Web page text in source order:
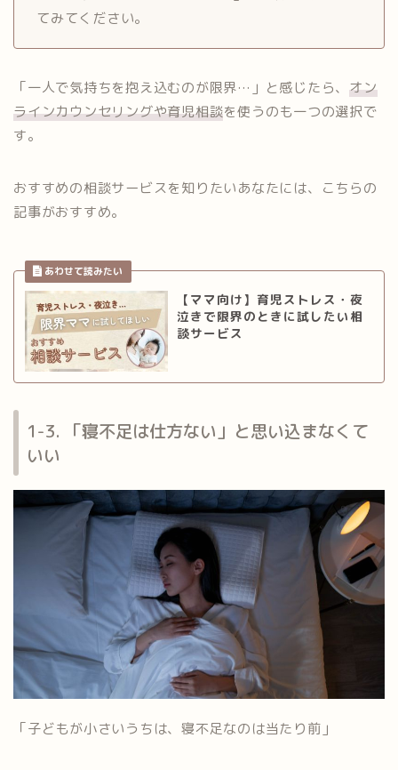
てみてください。
「一人で気持ちを抱え込むのが限界…」と感じたら、オン
ラインカウンセリングや育児相談を使うのも一つの選択で
す。
おすすめの相談サービスを知りたいあなたには、こちらの
記事がおすすめ。
【ママ向け】育児ストレス・夜
泣きで限界のときに試したい相
談サービス
1-3. 「寝不足は仕方ない」と思い込まなくて
いい
「子どもが小さいうちは、寝不足なのは当たり前」